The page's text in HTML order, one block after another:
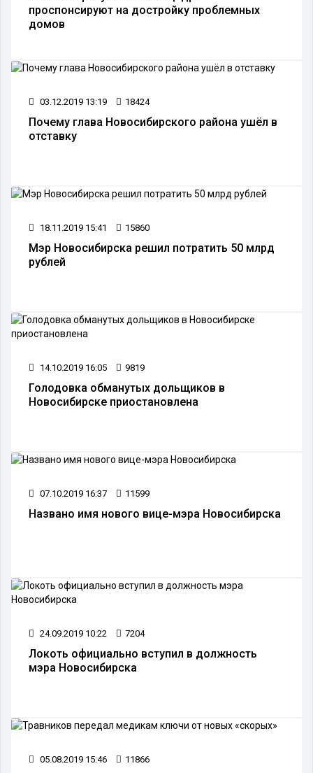
проспонсируют на достройку проблемных
домов
03.12.2019 13:19 18424
Почему глава Новосибирского района ушёл в
отставку
18.11.2019 15:41 15860
Мэр Новосибирска решил потратить 50 млрд
рублей
14.10.2019 16:05 9819
Голодовка обманутых дольщиков в
Новосибирске приостановлена
07.10.2019 16:37 11599
Названо имя нового вице-мэра Новосибирска
24.09.2019 10:22 7204
Локоть официально вступил в должность
мэра Новосибирска
05.08.2019 15:46 11866